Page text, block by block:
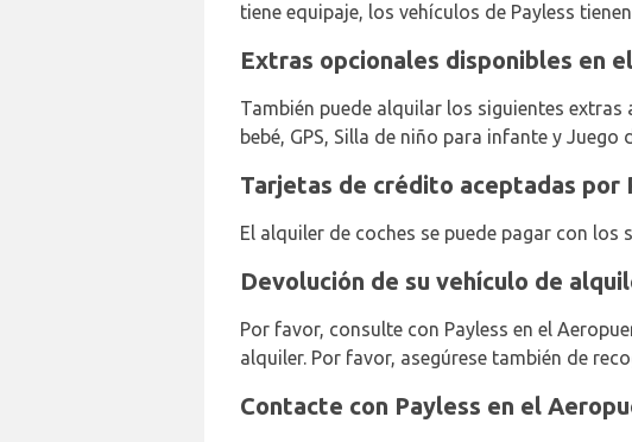
tiene equipaje, los vehículos de Payless
Extras opcionales disponibles en
También puede alquilar los siguientes
bebé, GPS, Silla de niño para infante y Juego
Tarjetas de crédito aceptadas por
El alquiler de coches se puede pagar con
Devolución de su vehículo de
Por favor, consulte con Payless en el
alquiler. Por favor, asegúrese también de
Contacte con Payless en el